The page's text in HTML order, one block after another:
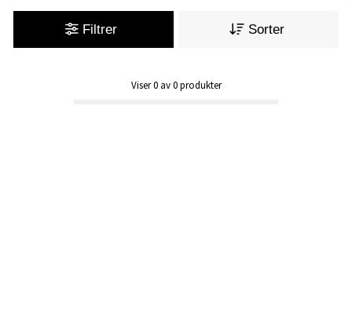
Filtrer Sorter
Viser0av0produkter